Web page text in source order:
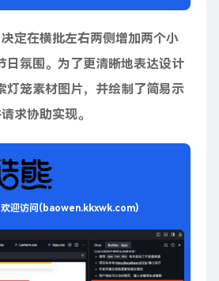
定在横批左右两侧增加两个小
日氛围。为了更清晰地表达设计
灯笼素材图片，并绘制了简易示
求协助实现。
欢迎访问(baowen.kkxwk.com)